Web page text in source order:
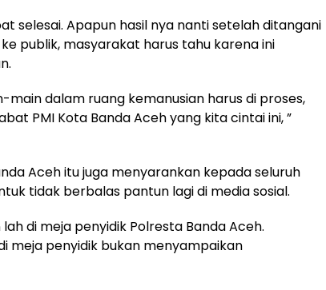
selesai. Apapun hasil nya nanti setelah ditangani
publik, masyarakat harus tahu karena ini
dalam ruang kemanusian harus di proses,
PMI Kota Banda Aceh yang kita cintai ini, ”
Aceh itu juga menyarankan kepada seluruh
tidak berbalas pantun lagi di media sosial.
di meja penyidik Polresta Banda Aceh.
meja penyidik bukan menyampaikan